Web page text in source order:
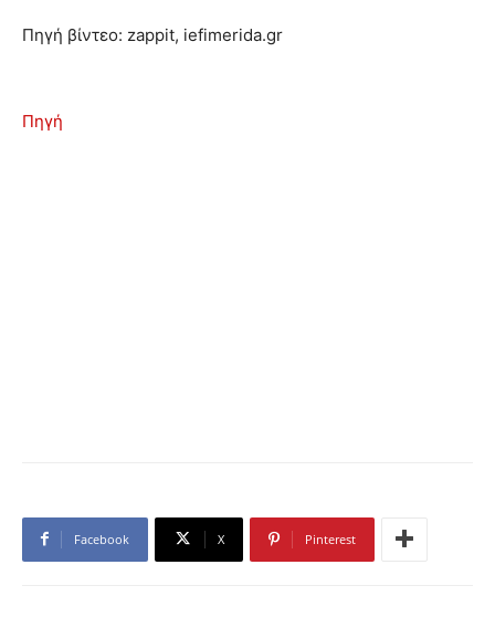
Πηγή βίντεο: zappit, iefimerida.gr
Πηγή
Facebook X Pinterest